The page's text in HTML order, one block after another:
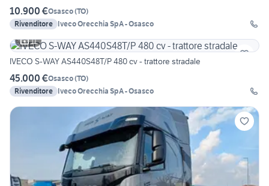
10.900 €Osasco(TO)
Rivenditore Iveco Orecchia SpA - Osasco
11
IVECO S-WAY AS440S48T/P 480 cv - trattore stradale
45.000 €Osasco(TO)
Rivenditore Iveco Orecchia SpA - Osasco